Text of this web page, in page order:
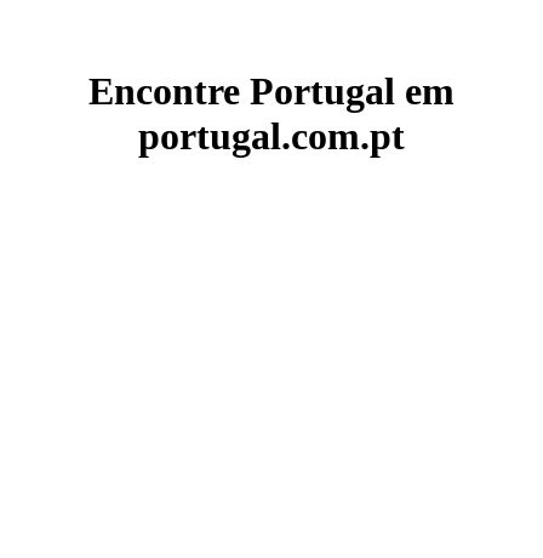
Encontre Portugal em
portugal.com.pt